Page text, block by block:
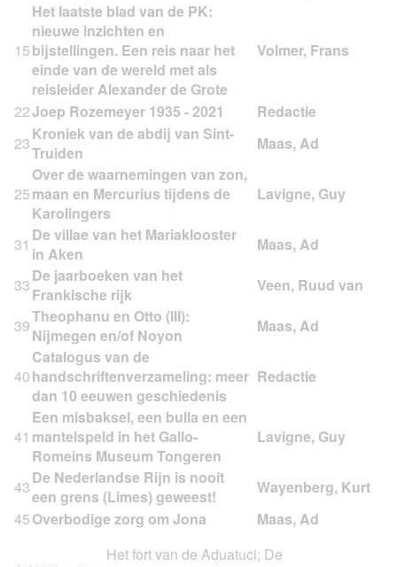
15
Het laatste blad van de PK:
nieuwe inzichten en
bijstellingen. Een reis naar het
einde van de wereld met als
reisleider Alexander de Grote
22Joep Rozemeyer 1935 - 2021
23Kroniek van de abdij van Sint-
Truiden
25
Over de waarnemingen van zon,
maan en Mercurius tijdens de
Karolingers
31 De villae van het Mariaklooster
in Aken
33De jaarboeken van het
Frankische rijk
39Theophanu en Otto (III):
Nijmegen en/of Noyon
40
Catalogus van de
handschriftenverzameling: meer
dan 10 eeuwen geschiedenis
41
Een misbaksel, een bulla en een
mantelspeld in het Gallo-
Romeins Museum Tongeren
43De Nederlandse Rijn is nooit
een grens (Limes) geweest!
45Overbodige zorg om Jona
Het fort van de Aduatuci; De